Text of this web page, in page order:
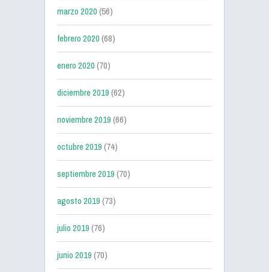
marzo 2020(56)
febrero 2020(68)
enero 2020(70)
diciembre 2019(62)
noviembre 2019(66)
octubre 2019(74)
septiembre 2019(70)
agosto 2019(73)
julio 2019(76)
junio 2019(70)